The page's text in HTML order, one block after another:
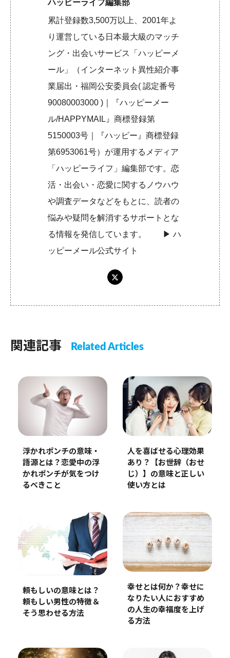
ハッピーライフ編集部
累計登録数3,500万以上、2001年よ
り運営している日本最大級のマッチ
ング・出会いサービス「ハッピーメ
ール」（インターネット異性紹介事
業届出・福岡公安委員会( 認定番号
90080003000 )｜『ハッピーメー
ル/HAPPYMAIL』商標登録第
5150003号｜『ハッピー』商標登録
第6953061号）が運用するメディア
「ハッピーライフ」編集部です。恋
活・出会い・恋愛に関するノウハウ
や調査データなどをもとに、読者の
悩みや疑問を解消するサポートとな
る情報を発信しています。 ▶︎ハ
ッピーメール公式サイト
関連記事 Related Articles
浮かれポンチの意味・
語源とは？恋愛中の浮
かれポンチが気をつけ
るべきこと
人を喜ばせる心理効果
あり？【お世辞（おせ
じ）】の意味と正しい
使い方とは
頼もしいの意味とは？
頼もしい男性の特徴＆
そう思わせる方法
幸せとは何か？幸せに
なりたい人におすすめ
の人生の幸福度を上げ
る方法